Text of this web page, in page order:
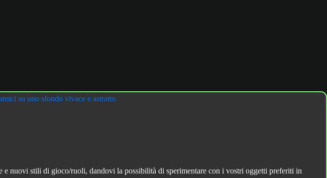
nuovi stili di gioco/ruoli, dandovi la possibilità di sperimentare con i vostri oggetti preferiti in